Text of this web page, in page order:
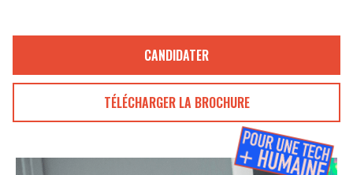
CANDIDATER
TÉLÉCHARGER LA BROCHURE